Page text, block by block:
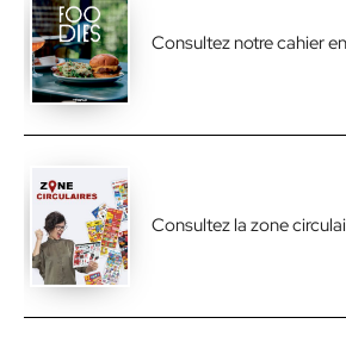
Consultez notre cahier
Consultez la zone